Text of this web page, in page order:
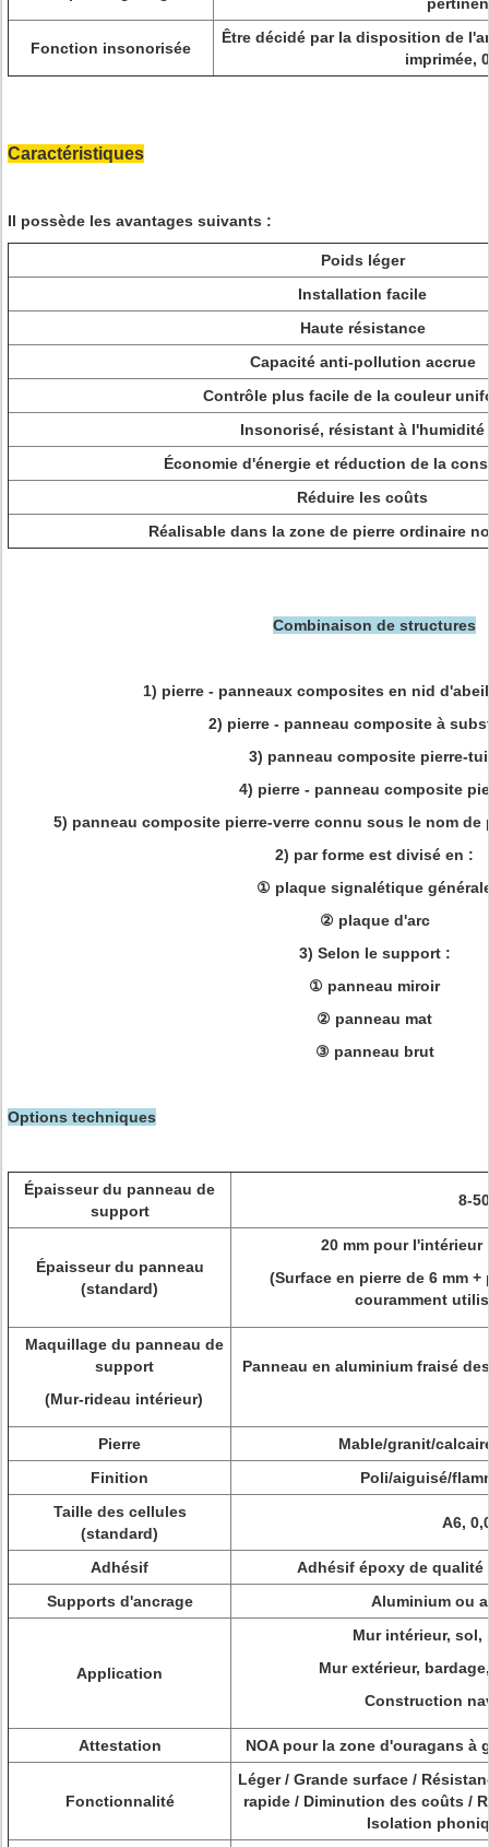
Fonction insonorisée
Être décidé par la disposition de
imprimée,
Caractéristiques
Il possède les avantages suivants :
Poids léger
Installation facile
Haute résistance
Capacité anti-pollution accrue
Contrôle plus facile de la couleur
Insonorisé, résistant à l'humidité
Économie d'énergie et réduction de la
Réduire les coûts
Réalisable dans la zone de pierre ordinaire
Combinaison de structures
1) pierre - panneaux composites en nid
2) pierre - panneau composite à
3) panneau composite pierre-
4) pierre - panneau composite
5) panneau composite pierre-verre connu sous le nom
2) par forme est divisé en :
① plaque signalétique
② plaque d'arc
3) Selon le support :
① panneau miroir
② panneau mat
③ panneau brut
Options techniques
Épaisseur du panneau de
support
8-
Épaisseur du panneau
(standard)
20 mm pour l'intérieur
(Surface en pierre de 6 mm
couramment
Maquillage du panneau de
support
(Mur-rideau intérieur)
Panneau en aluminium fraisé
Pierre
Mable/granit/
Finition
Poli/aiguisé/
Taille des cellules
(standard)
A6,
Adhésif
Adhésif époxy de qualité
Supports d'ancrage
Aluminium ou
Application
Mur intérieur,
Mur extérieur,
Construction
Attestation NOA pour la zone d'ouragans à
Fonctionnalité
Léger / Grande surface /
rapide / Diminution des coûts /
Isolation